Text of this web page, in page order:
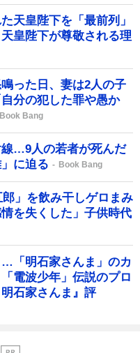
天皇陛下を「最前列」
皇陛下が尊敬される理
った日、妻は2人の子
分の犯した罪や愚か
Book Bang
…9人の若者が死んだ
に迫る
Book Bang
」を飲み干しゲロまみ
を失くした」子供時代
「明石家さんま」のカ
電波少年」伝説のプロ
石家さんま』評